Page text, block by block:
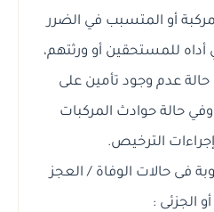
أو المتسبب في الضرر
أداه للمستحقين أو ورثتهم،
حالة عدم وجود تأمين على
وفي حالة حوادث المركبات
الترخيص.
فى حالات الوفاة / العجز
الجزئى :